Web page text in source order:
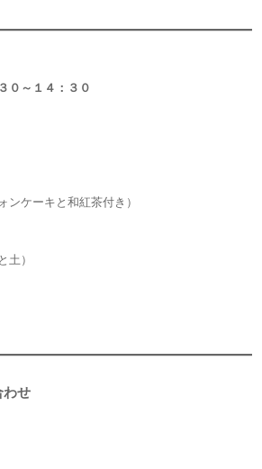
０～１４：３０
ンケーキと和紅茶付き）
土）
わせ